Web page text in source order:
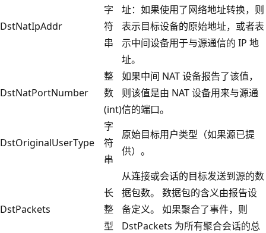
DstNatIpAddr
字
符
串
址：如果使用了网络地址转换，则
表示目标设备的原始地址，或者表
示中间设备用于与源通信的 IP 地
址。
DstNatPortNumber
整
数
(int)
如果中间 NAT 设备报告了该值，
则该值是由 NAT 设备用来与源通
信的端口。
DstOriginalUserType
字
符
串
原始目标用户类型（如果源已提
供）。
DstPackets
长
整
型
从连接或会话的目标发送到源的数
据包数。 数据包的含义由报告设
备定义。 如果聚合了事件，则
DstPackets 为所有聚合会话的总